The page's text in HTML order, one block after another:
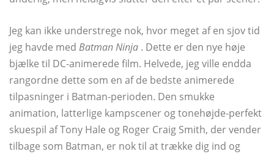
Jeg kan ikke understrege nok, hvor meget af en sjov tid
jeg havde med Batman Ninja . Dette er den nye høje
bjælke til DC-animerede film. Helvede, jeg ville endda
rangordne dette som en af ​​de bedste animerede
tilpasninger i Batman-perioden. Den smukke
animation, latterlige kampscener og tonehøjde-perfekt
skuespil af Tony Hale og Roger Craig Smith, der vender
tilbage som Batman, er nok til at trække dig ind og